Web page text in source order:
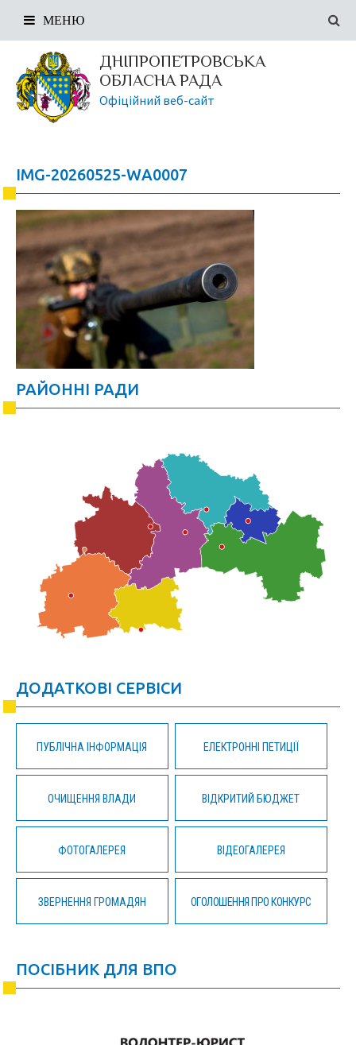
ДНІПРОПЕТРОВСЬКА
ОБЛАСНА РАДА
Офіційний веб-сайт
МЕНЮ
IMG-20260525-WA0007
РАЙОННІ РАДИ
ДОДАТКОВІ СЕРВІСИ
ПУБЛІЧНА ІНФОРМАЦІЯ ЕЛЕКТРОННІ ПЕТИЦІЇ
ОЧИЩЕННЯ ВЛАДИ ВІДКРИТИЙ БЮДЖЕТ
ФОТОГАЛЕРЕЯ ВІДЕОГАЛЕРЕЯ
ЗВЕРНЕННЯ ГРОМАДЯН ОГОЛОШЕННЯ ПРО КОНКУРС
ПОСІБНИК ДЛЯ ВПО